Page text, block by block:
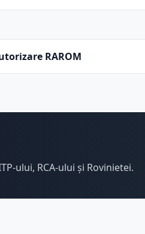
RAROM
ului, RCA-ului și Rovinietei.